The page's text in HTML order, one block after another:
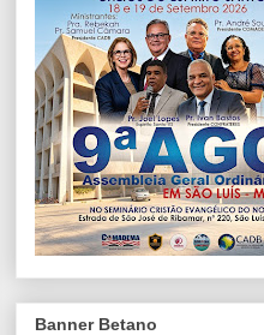
Banner Betano